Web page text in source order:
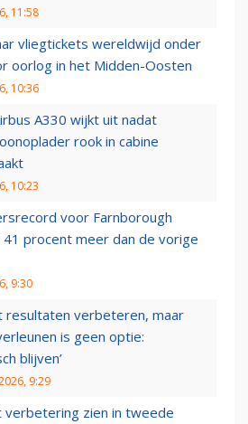
11:58
vliegtickets wereldwijd onder
oorlog in het Midden-Oosten
10:36
A330 wijkt uit nadat
rook in cabine
10:23
voor Farnborough
41 procent meer dan de vorige
9:30
resultaten verbeteren, maar
is geen optie:
blijven’
9:29
verbetering zien in tweede